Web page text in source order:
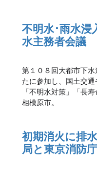
不明水･雨水浸
水主務者会議
第１０８回大都市下
たに参加し、国土交
「不明水対策」「長
相模原市。
初期消火に排
局と東京消防